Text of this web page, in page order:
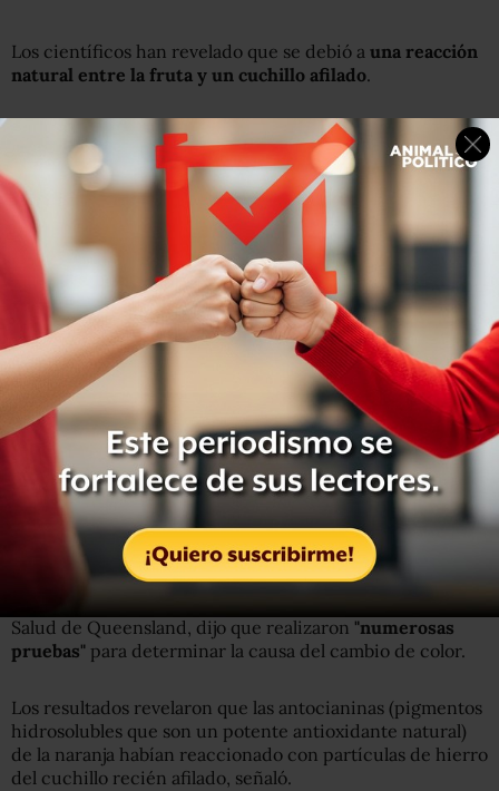
Los científicos han revelado que se debió a una reacción
natural entre la fruta y un cuchillo afilado.
NETI MOFFITT
Tanto el cuchillo como el afilador fueron sometidos a un
estudio forense.
La naranja no representa ningún riesgo para la salud,
añadieron.
Stewart Carswell, químico jefe del departamento de
Salud de Queensland, dijo que realizaron "numerosas
pruebas" para determinar la causa del cambio de color.
Los resultados revelaron que las antocianinas (pigmentos
hidrosolubles que son un potente antioxidante natural)
de la naranja habían reaccionado con partículas de hierro
del cuchillo recién afilado, señaló.